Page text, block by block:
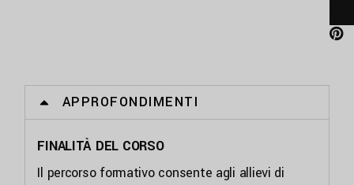
APPROFONDIMENTI
FINALITÀ DEL CORSO
Il percorso formativo consente agli allievi di